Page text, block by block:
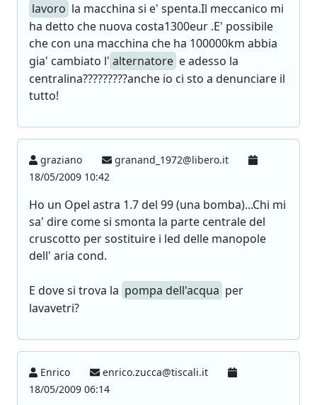
lavoro la macchina si e' spenta.Il meccanico mi
ha detto che nuova costa1300eur .E' possibile
che con una macchina che ha 100000km abbia
gia' cambiato l' alternatore e adesso la
centralina?????????anche io ci sto a denunciare il
tutto!
graziano
granand_1972@libero.it
18/05/2009 10:42
Ho un Opel astra 1.7 del 99 (una bomba)...Chi mi
sa' dire come si smonta la parte centrale del
cruscotto per sostituire i led delle manopole
dell' aria cond.
E dove si trova la pompa dell'acqua per
lavavetri?
Enrico
enrico.zucca@tiscali.it
18/05/2009 06:14